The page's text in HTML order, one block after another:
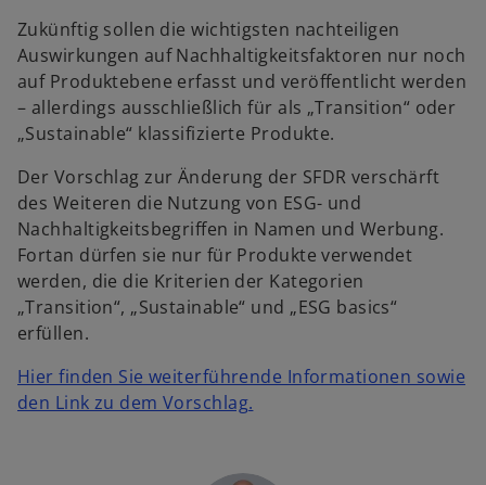
Zukünftig sollen die wichtigsten nachteiligen
Auswirkungen auf Nachhaltigkeitsfaktoren nur noch
auf Produktebene erfasst und veröffentlicht werden
– allerdings ausschließlich für als „Transition“ oder
„Sustainable“ klassifizierte Produkte.
Der Vorschlag zur Änderung der SFDR verschärft
des Weiteren die Nutzung von ESG- und
Nachhaltigkeitsbegriffen in Namen und Werbung.
Fortan dürfen sie nur für Produkte verwendet
werden, die die Kriterien der Kategorien
„Transition“, „Sustainable“ und „ESG basics“
erfüllen.
Hier finden Sie weiterführende Informationen sowie
den Link zu dem Vorschlag.
d